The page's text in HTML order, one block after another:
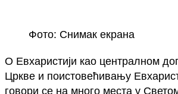
Фото: Снимак екрана
О Евхаристији као централном
Цркве и поистовећивању
говори се на много места у